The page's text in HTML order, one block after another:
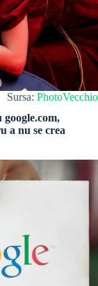
Sursa: PhotoVecchio
google.com,
a nu se crea